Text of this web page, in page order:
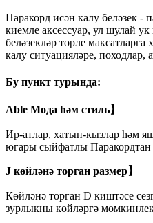
Паракорд исән калу беләзек
киемле аксессуар, ул шулай
беләзекләр төрле
калу ситуацияләре, походлар,
Бу пункт турында:
Able Мода һәм стиль】
Ир-атлар, хатын-кызлар һәм
югары сыйфатлы Паракордтан
J көйләнә торган размер】
Көйләнә торган D киштәсе
зурлыкны көйләргә